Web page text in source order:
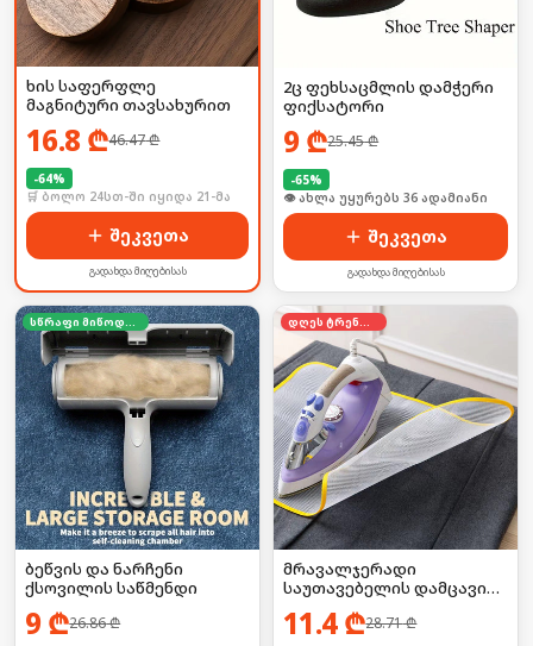
ხის საფერფლე
მაგნიტური თავსახურით
16.8 ₾46.47₾
-64%
🛒 ბოლო 24სთ-ში იყიდა 21-მა
შეკვეთა
გადახდა მიღებისას
2ც ფეხსაცმლის დამჭერი
ფიქსატორი
9 ₾25.45₾
-65%
🛒 ბოლო 24სთ-ში იყიდა 48-მა
შეკვეთა
გადახდა მიღებისას
სწრაფი მიწოდება
ბეწვის და ნარჩენი
ქსოვილის საწმენდი
9 ₾26.86₾
დღეს ტრენდში
მრავალჯერადი
საუთავებელის დამცავი
11.4₾28.71₾